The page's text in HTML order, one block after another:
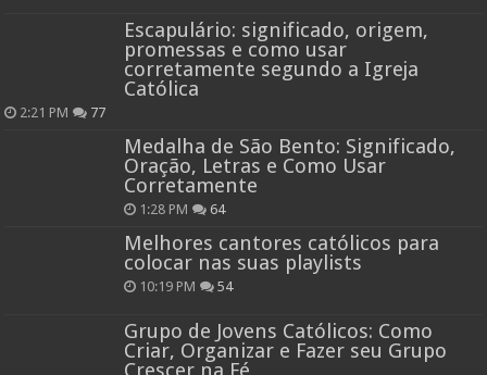
Escapulário: significado, origem,
promessas e como usar
corretamente segundo a Igreja
Católica
2:21 PM 77
Medalha de São Bento: Significado,
Oração, Letras e Como Usar
Corretamente
1:28 PM 64
Melhores cantores católicos para
colocar nas suas playlists
10:19 PM 54
Grupo de Jovens Católicos: Como
Criar, Organizar e Fazer seu Grupo
Crescer na Fé